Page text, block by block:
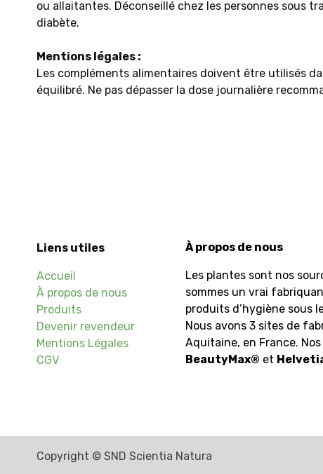
ou allaitantes. Déconseillé chez les personnes sous
diabète.
Mentions légales :
Les compléments alimentaires doivent être utilisés
équilibré. Ne pas dépasser la dose journalière
Liens utiles
Accueil
À propos de nous
Produits
Devenir revendeur
Mentions Légales
CGV
À propos de nous
Les plantes sont nos
sommes un vrai
produits d’hygiène sous
Nous avons 3 sites de
Aquitaine, en France.
BeautyMax® et
Copyright © SND Scientia Natura